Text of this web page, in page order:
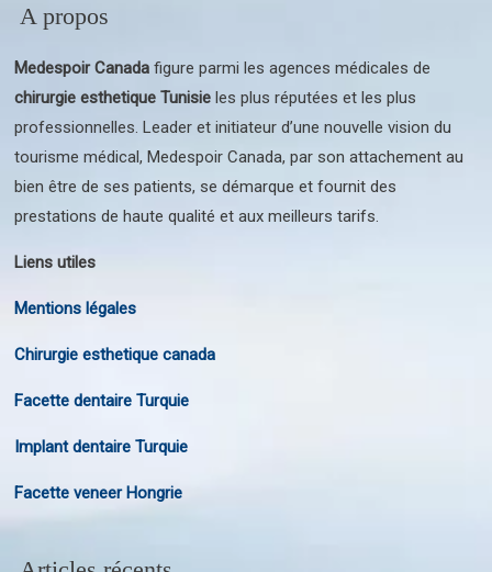
A propos
Medespoir Canada figure parmi les agences médicales de
chirurgie esthetique Tunisie les plus réputées et les plus
professionnelles. Leader et initiateur d’une nouvelle vision du
tourisme médical, Medespoir Canada, par son attachement au
bien être de ses patients, se démarque et fournit des
prestations de haute qualité et aux meilleurs tarifs.
Liens utiles
Mentions légales
Chirurgie esthetique canada
Facette dentaire Turquie
Implant dentaire Turquie
Facette veneer Hongrie